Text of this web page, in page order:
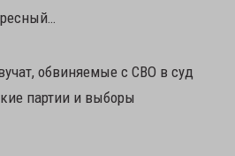
обвиняемые с СВО в суд
партии и выборы